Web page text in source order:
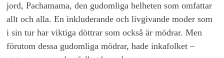
jord, Pachamama, den gudomliga helheten som omfattar
allt och alla. En inkluderande och livgivande moder som
i sin tur har viktiga döttrar som också är mödrar. Men
förutom dessa gudomliga mödrar, hade inkafolket –